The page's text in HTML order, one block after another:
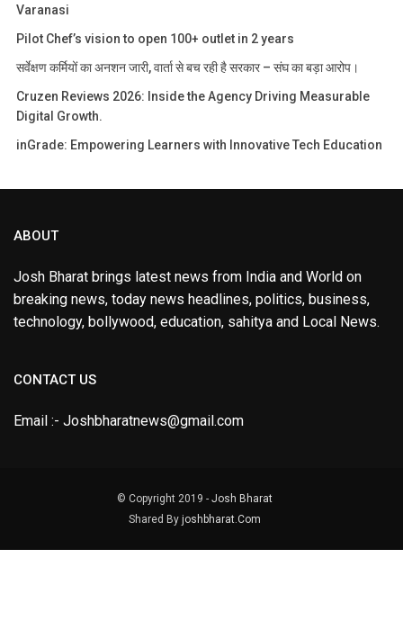
Varanasi
Pilot Chef’s vision to open 100+ outlet in 2 years
सर्वेक्षण कर्मियों का अनशन जारी, वार्ता से बच रही है सरकार – संघ का बड़ा आरोप।
Cruzen Reviews 2026: Inside the Agency Driving Measurable
Digital Growth.
inGrade: Empowering Learners with Innovative Tech Education
ABOUT
Josh Bharat brings latest news from India and World on
breaking news, today news headlines, politics, business,
technology, bollywood, education, sahitya and Local News.
CONTACT US
Email :- Joshbharatnews@gmail.com
© Copyright 2019 - Josh Bharat
Shared By joshbharat.Com